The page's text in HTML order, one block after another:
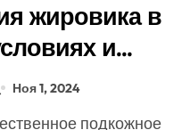
жировика в
и
Ноя 1, 2024